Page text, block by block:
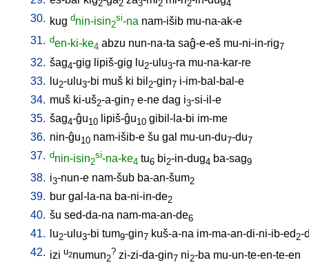
2 2 3 2 2 4
30. kug dnin-isin2
si-na nam-išib mu-na-ak-e
31. den-ki-ke4 abzu nun-na-ta saĝ-e-eš mu-ni-in-rig7
32. šag4-gig lipiš-gig lu2-ulu3-ra mu-na-kar-re
33.
lu2-ulu3-bi muš ki bil 2-gin7 i-im-bal-bal-e
34. muš ki-uš2-a-gin7 e-ne dag i3-si-il-e
35. šag4-ĝu10 lipiš-ĝu10 gibil-la-bi im-me
36. nin-ĝu10 nam-išib-e šu gal mu-un-du7-du7
37. dnin-isin2
si-na-ke4 tu6 bi2-in-dug4 ba-sag9
38. i3-nun-e nam-šub ba-an-šum2
39. bur gal-la-na ba-ni-in-de2
40. šu sed-da-na nam-ma-an-de6
41. lu2-ulu3-bi tum9-gin7 kuš-a-na im-ma-an-di-ni-ib-ed 2-
42. izi u2numun2
? zi-zi-da-gin7 ni2-ba mu-un-te-en-te-en